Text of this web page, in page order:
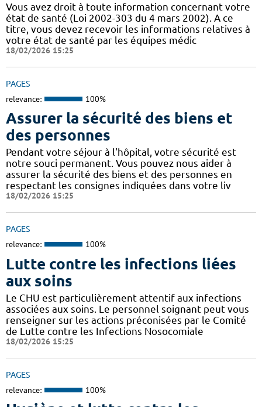
Vous avez droit à toute information concernant votre
état de santé (Loi 2002-303 du 4 mars 2002). A ce
titre, vous devez recevoir les informations relatives à
votre état de santé par les équipes médic
18/02/2026 15:25
PAGES
relevance: 100%
Assurer la sécurité des biens et
des personnes
Pendant votre séjour à l'hôpital, votre sécurité est
notre souci permanent. Vous pouvez nous aider à
assurer la sécurité des biens et des personnes en
respectant les consignes indiquées dans votre liv
18/02/2026 15:25
PAGES
relevance: 100%
Lutte contre les infections liées
aux soins
Le CHU est particulièrement attentif aux infections
associées aux soins. Le personnel soignant peut vous
renseigner sur les actions préconisées par le Comité
de Lutte contre les Infections Nosocomiale
18/02/2026 15:25
PAGES
relevance: 100%